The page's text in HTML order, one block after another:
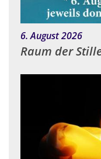
6. August 2026:
Raum der